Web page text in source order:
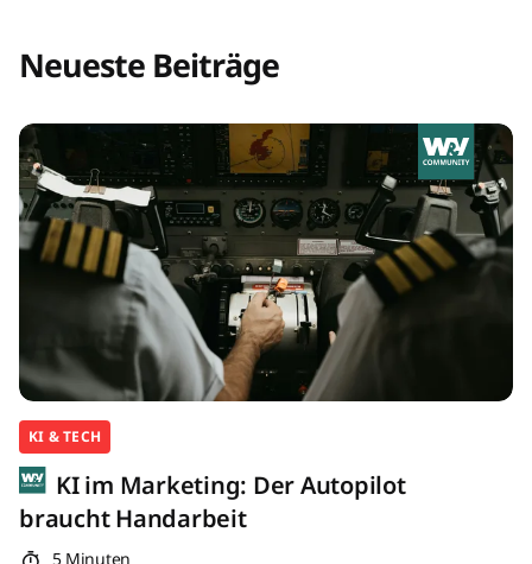
Neueste Beiträge
KI & TECH
KI im Marketing: Der Autopilot
braucht Handarbeit
5 Minuten